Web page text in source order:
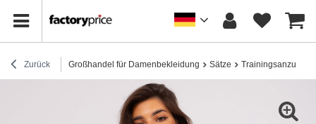
Zurück Großhandel für Damenbekleidung Sätze Trainingsanzug-